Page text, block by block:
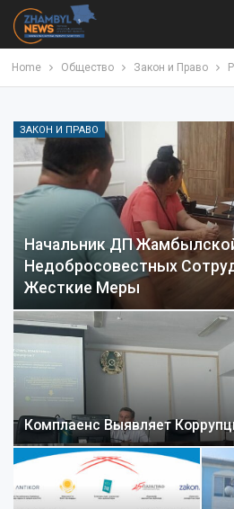
Home Общество Закон и Право
ЗАКОН И ПРАВО
Начальник ДП
Недобросовестных
Жесткие Меры
Комплаенс Выявляет